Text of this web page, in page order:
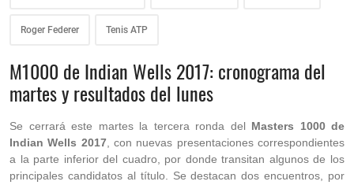
Roger Federer Tenis ATP
M1000 de Indian Wells 2017: cronograma del
martes y resultados del lunes
Se cerrará este martes la tercera ronda del Masters 1000 de
Indian Wells 2017, con nuevas presentaciones correspondientes
a la parte inferior del cuadro, por donde transitan algunos de los
principales candidatos al título. Se destacan dos encuentros, por